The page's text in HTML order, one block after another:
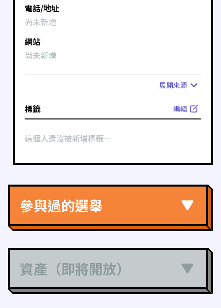
電話/地址
尚未新增
網站
尚未新增
展開來源
標籤 編輯
這個人還沒被新增標籤⋯
參與過的選舉
資產（即將開放）